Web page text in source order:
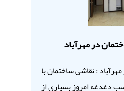
در مهرآباد
: نقاشی ساختمان با
دغدغه امروز بسیاری از